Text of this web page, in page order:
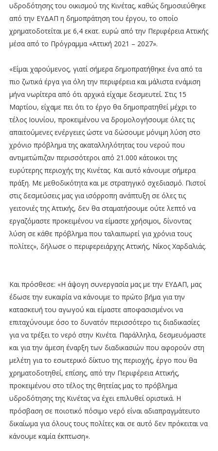
υδροδότησης του οικισμού της Κινέτας, καθώς δημοσιεύθηκε
από την ΕΥΔΑΠ η δημοπράτηση του έργου, το οποίο
χρηματοδοτείται με 6,4 εκατ. ευρώ από την Περιφέρεια Αττικής
μέσα από το Πρόγραμμα «Αττική 2021 – 2027».
«Είμαι χαρούμενος, γιατί σήμερα δημοπρατήθηκε ένα από τα
πιο ζωτικά έργα για όλη την περιφέρεια και μάλιστα ενάμιση
μήνα νωρίτερα από ότι αρχικά είχαμε δεσμευτεί. Στις 15
Μαρτίου, είχαμε πει ότι το έργο θα δημοπρατηθεί μέχρι το
τέλος Ιουνίου, προκειμένου να δρομολογήσουμε όλες τις
απαιτούμενες ενέργειες ώστε να δώσουμε μόνιμη λύση στο
χρόνιο πρόβλημα της ακαταλληλότητας του νερού που
αντιμετώπιζαν περισσότεροι από 21.000 κάτοικοι της
ευρύτερης περιοχής της Κινέτας. Και αυτό κάνουμε σήμερα
πράξη. Με μεθοδικότητα και με στρατηγικό σχεδιασμό. Πιστοί
στις δεσμεύσεις μας για ισόρροπη ανάπτυξη σε όλες τις
γειτονιές της Αττικής, δεν θα σταματήσουμε ούτε λεπτό να
εργαζόμαστε προκειμένου να είμαστε χρήσιμοι, δίνοντας
λύση σε κάθε πρόβλημα που ταλαιπωρεί για χρόνια τους
πολίτες», δήλωσε ο περιφερειάρχης Αττικής, Νίκος Χαρδαλιάς.
Και πρόσθεσε: «Η άψογη συνεργασία μας με την ΕΥΔΑΠ, μας
έδωσε την ευκαιρία να κάνουμε το πρώτο βήμα για την
κατασκευή του αγωγού και είμαστε αποφασισμένοι να
επιταχύνουμε όσο το δυνατόν περισσότερο τις διαδικασίες
για να τρέξει το νερό στην Κινέτα. Παράλληλα, δεσμευόμαστε
και για την άμεση έναρξη των διαδικασιών που αφορούν στη
μελέτη για το εσωτερικό δίκτυο της περιοχής, έργο που θα
χρηματοδοτηθεί, επίσης, από την Περιφέρεια Αττικής,
προκειμένου στο τέλος της θητείας μας το πρόβλημα
υδροδότησης της Κινέτας να έχει επιλυθεί οριστικά. Η
πρόσβαση σε ποιοτικό πόσιμο νερό είναι αδιαπραγμάτευτο
δικαίωμα για όλους τους πολίτες και σε αυτό δεν πρόκειται να
κάνουμε καμία έκπτωση».